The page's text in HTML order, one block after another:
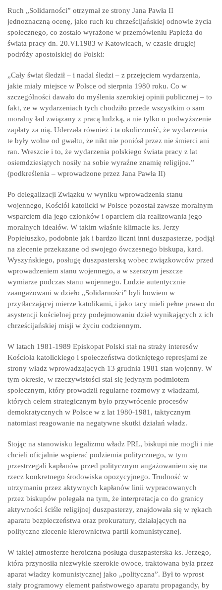
Ruch „Solidarności” otrzymał ze strony Jana Pawła II
jednoznaczną ocenę, jako ruch ku chrześcijańskiej odnowie życia
społecznego, co zostało wyrażone w przemówieniu Papieża do
świata pracy dn. 20.VI.1983 w Katowicach, w czasie drugiej
podróży apostolskiej do Polski:
„Cały świat śledził – i nadal śledzi – z przejęciem wydarzenia,
jakie miały miejsce w Polsce od sierpnia 1980 roku. Co w
szczególności dawało do myślenia szerokiej opinii publicznej – to
fakt, że w wydarzeniach tych chodziło przede wszystkim o sam
moralny ład związany z pracą ludzką, a nie tylko o podwyższenie
zapłaty za nią. Uderzała również i ta okoliczność, że wydarzenia
te były wolne od gwałtu, że nikt nie poniósł przez nie śmierci ani
ran. Wreszcie i to, że wydarzenia polskiego świata pracy z lat
osiemdziesiątych nosiły na sobie wyraźne znamię religijne.”
(podkreślenia – wprowadzone przez Jana Pawła II)
Po delegalizacji Związku w wyniku wprowadzenia stanu
wojennego, Kościół katolicki w Polsce pozostał zawsze moralnym
wsparciem dla jego członków i oparciem dla realizowania jego
moralnych ideałów. W takim właśnie klimacie ks. Jerzy
Popiełuszko, podobnie jak i bardzo liczni inni duszpasterze, podjął
na zlecenie przekazane od swojego ówczesnego biskupa, kard.
Wyszyńskiego, posługę duszpasterską wobec związkowców przed
wprowadzeniem stanu wojennego, a w szerszym jeszcze
wymiarze podczas stanu wojennego. Ludzie autentycznie
zaangażowani w dzieło „Solidarności” byli bowiem w
przytłaczającej mierze katolikami, i jako tacy mieli pełne prawo do
asystencji kościelnej przy podejmowaniu dzieł wynikających z ich
chrześcijańskiej misji w życiu codziennym.
W latach 1981-1989 Episkopat Polski stał na straży interesów
Kościoła katolickiego i społeczeństwa dotkniętego represjami ze
strony władz wprowadzających 13 grudnia 1981 stan wojenny. W
tym okresie, w rzeczywistości stał się jedynym podmiotem
społecznym, który prowadził regularne rozmowy z władzami,
których celem strategicznym było przywrócenie procesów
demokratycznych w Polsce w z lat 1980-1981, taktycznym
natomiast reagowanie na negatywne skutki działań władz.
Stojąc na stanowisku legalizmu władz PRL, biskupi nie mogli i nie
chcieli oficjalnie wspierać podziemia politycznego, w tym
przestrzegali kapłanów przed politycznym angażowaniem się na
rzecz konkretnego środowiska opozycyjnego. Trudność w
utrzymaniu przez aktywnych kapłanów linii wypracowanych
przez biskupów polegała na tym, że interpretacja co do granicy
aktywności ściśle religijnej duszpasterzy, znajdowała się w rękach
aparatu bezpieczeństwa oraz prokuratury, działających na
polityczne zlecenie kierownictwa partii komunistycznej.
W takiej atmosferze heroiczna posługa duszpasterska ks. Jerzego,
która przynosiła niezwykle szerokie owoce, traktowana była przez
aparat władzy komunistycznej jako „polityczna”. Był to wprost
stały programowy element państwowego aparatu propagandy, by